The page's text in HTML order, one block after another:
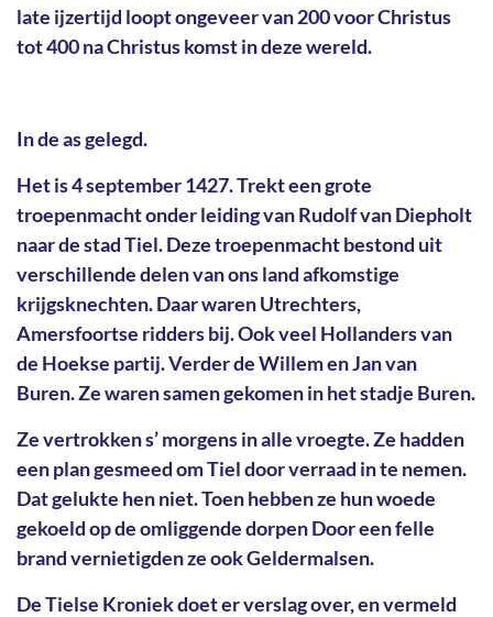
late ijzertijd loopt ongeveer van 200 voor Christus
tot 400 na Christus komst in deze wereld.
In de as gelegd.
Het is 4 september 1427. Trekt een grote
troepenmacht onder leiding van Rudolf van Diepholt
naar de stad Tiel. Deze troepenmacht bestond uit
verschillende delen van ons land afkomstige
krijgsknechten. Daar waren Utrechters,
Amersfoortse ridders bij. Ook veel Hollanders van
de Hoekse partij. Verder de Willem en Jan van
Buren. Ze waren samen gekomen in het stadje Buren.
Ze vertrokken s’ morgens in alle vroegte. Ze hadden
een plan gesmeed om Tiel door verraad in te nemen.
Dat gelukte hen niet. Toen hebben ze hun woede
gekoeld op de omliggende dorpen Door een felle
brand vernietigden ze ook Geldermalsen.
De Tielse Kroniek doet er verslag over, en vermeld